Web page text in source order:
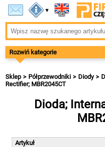
▾
Rozwiń kategorie
Sklep Półprzewodniki Diody
Rectifier; MBR2045CT
Dioda;
Artykuł